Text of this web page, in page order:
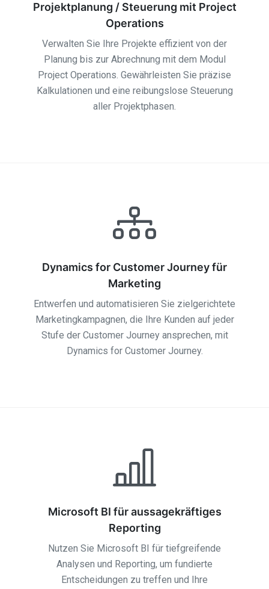
Projektplanung / Steuerung mit Project
Operations
Verwalten Sie Ihre Projekte effizient von der
Planung bis zur Abrechnung mit dem Modul
Project Operations. Gewährleisten Sie präzise
Kalkulationen und eine reibungslose Steuerung
aller Projektphasen.
Dynamics for Customer Journey für
Marketing
Entwerfen und automatisieren Sie zielgerichtete
Marketingkampagnen, die Ihre Kunden auf jeder
Stufe der Customer Journey ansprechen, mit
Dynamics for Customer Journey.
Microsoft BI für aussagekräftiges
Reporting
Nutzen Sie Microsoft BI für tiefgreifende
Analysen und Reporting, um fundierte
Entscheidungen zu treffen und Ihre